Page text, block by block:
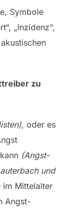
Symbole
„Inzidenz“,
zu
, oder es
(Angst-
und
im Mittelalter
Angst-